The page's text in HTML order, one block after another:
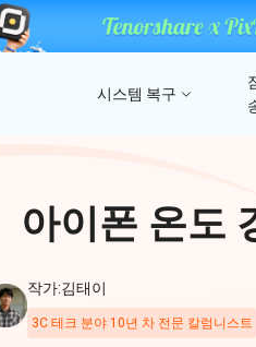
시스템 복구
이상 iOS 시스템 이
스템 복구
아이패드 잠금해제
잠금 해제
하기
마이그레이션 도구
아이폰 온도
작가:김태이
3C 테크 분야 10년 차 전문 칼럼니스트